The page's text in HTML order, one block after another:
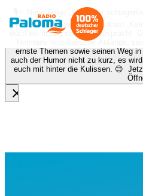
🎙️✨ Neue Folge „Keiner ist
bei Nora zu Gast beim Podcast
euch ein richtig schönes Gespräch!
Normans musikalische Anfänge,
ernste Themen sowie seinen Weg
auch der Humor nicht zu kurz, es
euch mit hinter die Kulissen. 😊
close